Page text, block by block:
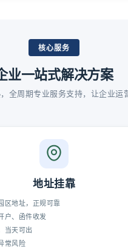
核心服务
业一站式解决方案
全周期专业服务支持，让企业运
地址挂靠
区地址，正规可靠
户、函件收发
当天可出
常风险